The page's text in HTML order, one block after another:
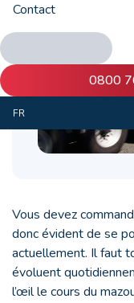
Contact
0800
FR
Vous devez
donc évident de se
actuellement. Il faut
évoluent
l’œil le cours du